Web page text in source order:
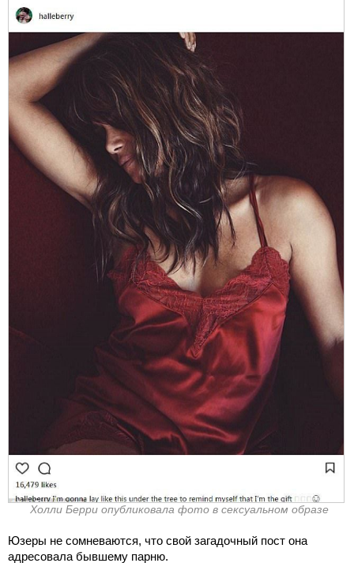
Холли Берри опубликовала фото в сексуальном образе
Юзеры не сомневаются, что свой загадочный пост она
адресовала бывшему парню.